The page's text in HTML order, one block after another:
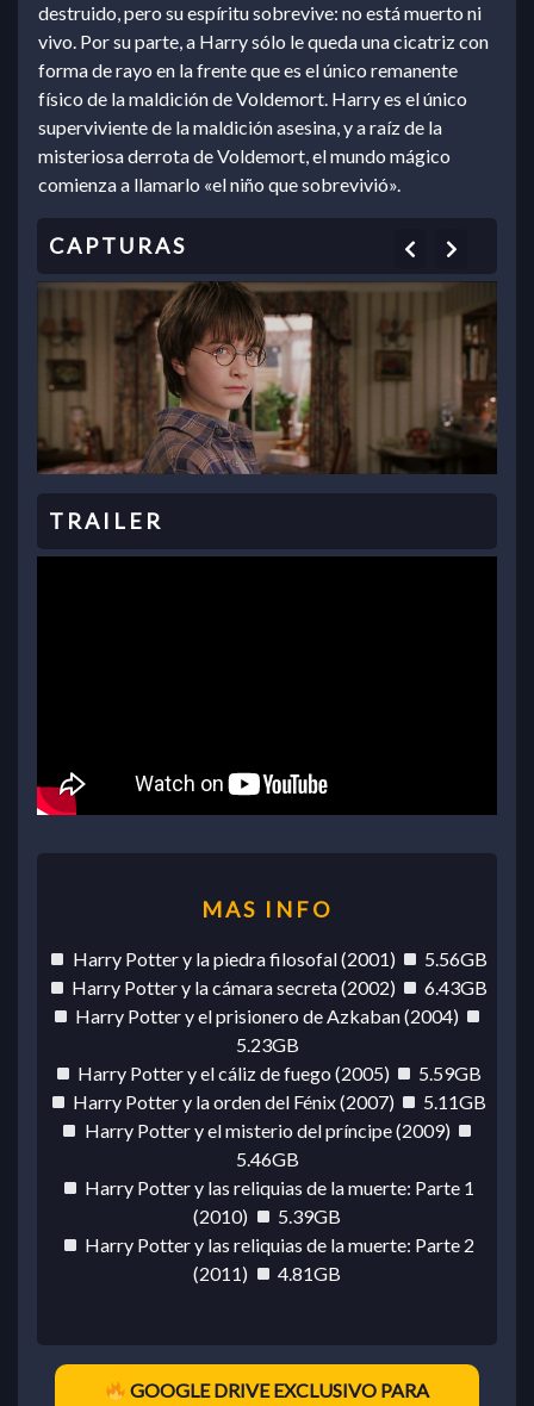
destruido, pero su espíritu sobrevive: no está muerto ni
vivo. Por su parte, a Harry sólo le queda una cicatriz con
forma de rayo en la frente que es el único remanente
físico de la maldición de Voldemort. Harry es el único
superviviente de la maldición asesina, y a raíz de la
misteriosa derrota de Voldemort, el mundo mágico
comienza a llamarlo «el niño que sobrevivió».
Previous
Harry Potter y la piedra filosofal (2001)
5.56GB
Harry Potter y la cámara secreta (2002)
6.43GB
Harry Potter y el prisionero de Azkaban (2004)
5.23GB
Harry Potter y el cáliz de fuego (2005)
5.59GB
Harry Potter y la orden del Fénix (2007)
5.11GB
Harry Potter y el misterio del príncipe (2009)
5.46GB
Harry Potter y las reliquias de la muerte: Parte 1
(2010)
5.39GB
Harry Potter y las reliquias de la muerte: Parte 2
(2011)
4.81GB
GOOGLE DRIVE EXCLUSIVO PARA